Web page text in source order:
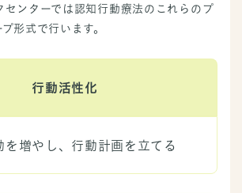
センターでは認知行動療法のこれらのプ
形式で行います。
行動活性化
を増やし、行動計画を立てる